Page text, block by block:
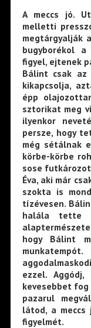
A meccs jó.
melletti
megtárgyalják
bugyborékol
figyel, ejtenek
Bálint csak az
kikapcsolja,
épp
sztorikat meg
ilyenkor
persze, hogy
még sétálnak
körbe-körbe
sose
Éva, aki már
szokta is
tízévesen.
halála tette
hogy Bálint
ezzel.
kevesebbet
pazarul
látod, a
figyelmét.